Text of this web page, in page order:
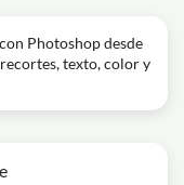
Photoshop desde
texto, color y